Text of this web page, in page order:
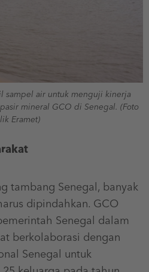
sampel air untuk menguji kinerja
mineral GCO di Senegal. (Foto
Eramet)
tambang Senegal, banyak
dipindahkan. GCO
Senegal dalam
berkolaborasi dengan
Senegal untuk